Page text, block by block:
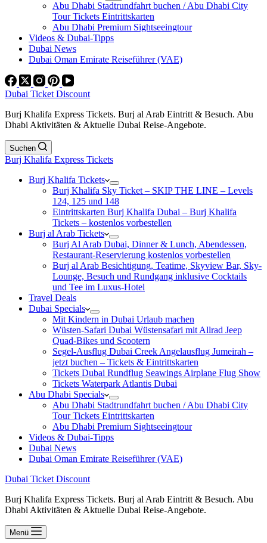
Abu Dhabi Stadtrundfahrt buchen / Abu Dhabi City
Tour Tickets Eintrittskarten
Abu Dhabi Premium Sightseeingtour
Videos & Dubai-Tipps
Dubai News
Dubai Oman Emirate Reiseführer (VAE)
Dubai Ticket Discount
Burj Khalifa Express Tickets. Burj al Arab Eintritt & Besuch. Abu
Dhabi Aktivitäten & Aktuelle Dubai Reise-Angebote.
Suchen
Burj Khalifa Express Tickets
Burj Khalifa Tickets
Burj Khalifa Sky Ticket – SKIP THE LINE – Levels
124, 125 und 148
Eintrittskarten Burj Khalifa Dubai – Burj Khalifa
Tickets – kostenlos vorbestellen
Burj al Arab Tickets
Burj Al Arab Dubai, Dinner & Lunch, Abendessen,
Restaurant-Reservierung kostenlos vorbestellen
Burj al Arab Besichtigung, Teatime, Skyview Bar, Sky-
Lounge, Besuch und Rundgang inklusive Cocktails
und Tee im Luxus-Hotel
Travel Deals
Dubai Specials
Mit Kindern in Dubai Urlaub machen
Wüsten-Safari Dubai Wüstensafari mit Allrad Jeep
Quad-Bikes und Scootern
Segel-Ausflug Dubai Creek Angelausflug Jumeirah –
jetzt buchen – Tickets & Eintrittskarten
Tickets Dubai Rundflug Seawings Airplane Flug Show
Tickets Waterpark Atlantis Dubai
Abu Dhabi Specials
Abu Dhabi Stadtrundfahrt buchen / Abu Dhabi City
Tour Tickets Eintrittskarten
Abu Dhabi Premium Sightseeingtour
Videos & Dubai-Tipps
Dubai News
Dubai Oman Emirate Reiseführer (VAE)
Dubai Ticket Discount
Burj Khalifa Express Tickets. Burj al Arab Eintritt & Besuch. Abu
Dhabi Aktivitäten & Aktuelle Dubai Reise-Angebote.
Menü